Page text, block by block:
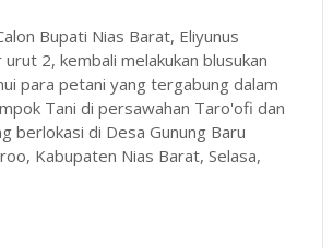
Bupati Nias Barat, Eliyunus
2, kembali melakukan blusukan
para petani yang tergabung dalam
Tani di persawahan Taro'ofi dan
berlokasi di Desa Gunung Baru
Kabupaten Nias Barat, Selasa,